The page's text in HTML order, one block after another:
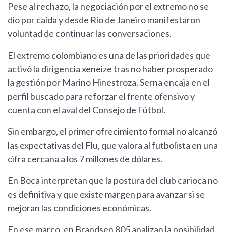
Pese al rechazo, la negociación por el extremo no se
dio por caída y desde Río de Janeiro manifestaron
voluntad de continuar las conversaciones.
El extremo colombiano es una de las prioridades que
activó la dirigencia xeneize tras no haber prosperado
la gestión por Marino Hinestroza. Serna encaja en el
perfil buscado para reforzar el frente ofensivo y
cuenta con el aval del Consejo de Fútbol.
Sin embargo, el primer ofrecimiento formal no alcanzó
las expectativas del Flu, que valora al futbolista en una
cifra cercana a los 7 millones de dólares.
En Boca interpretan que la postura del club carioca no
es definitiva y que existe margen para avanzar si se
mejoran las condiciones económicas.
En ese marco, en Brandsen 805 analizan la posibilidad